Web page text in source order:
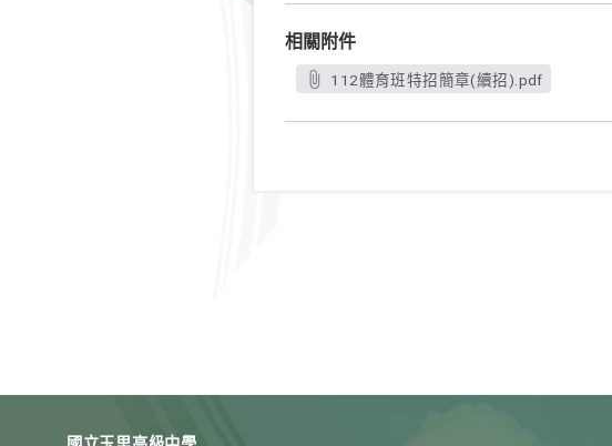
相關附件
112體育班特招簡章(續招).pdf